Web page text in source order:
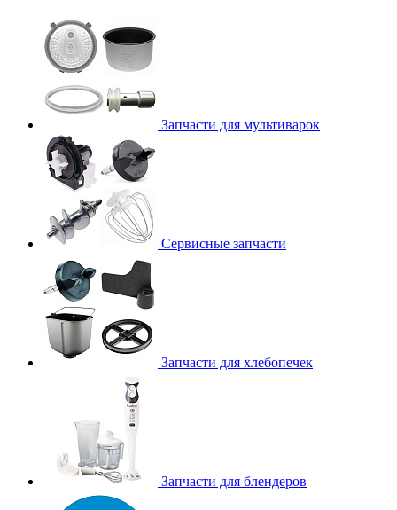
Запчасти для мультиварок
Сервисные запчасти
Запчасти для хлебопечек
Запчасти для блендеров